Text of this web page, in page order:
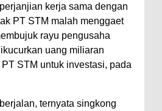
kerja sama dengan
PT STM malah menggaet
rayu pengusaha
uang miliaran
STM untuk investasi, pada
ternyata singkong